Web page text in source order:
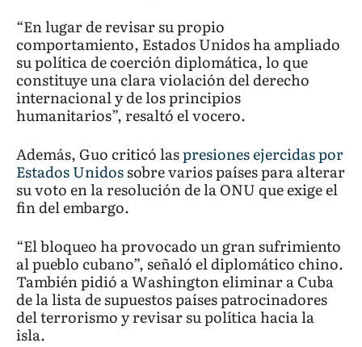
“En lugar de revisar su propio
comportamiento, Estados Unidos ha ampliado
su política de coerción diplomática, lo que
constituye una clara violación del derecho
internacional y de los principios
humanitarios”, resaltó el vocero.
Además, Guo criticó laspresiones ejercidas por
Estados Unidossobre varios países para alterar
su voto en la resolución de la ONU que exige el
fin del embargo.
“El bloqueo ha provocado un gran sufrimiento
al pueblo cubano”, señaló el diplomático chino.
También pidió a Washington eliminar a Cuba
de la lista de supuestos países patrocinadores
del terrorismo y revisar su política hacia la
isla.